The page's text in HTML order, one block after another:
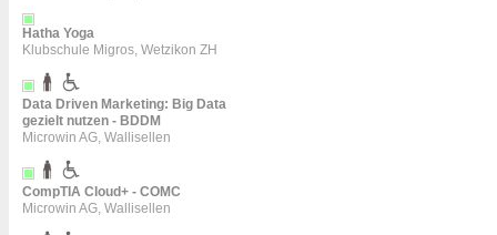
Hatha Yoga
Klubschule Migros, Wetzikon ZH
Data Driven Marketing: Big Data
gezielt nutzen - BDDM
Microwin AG, Wallisellen
CompTIA Cloud+ - COMC
Microwin AG, Wallisellen